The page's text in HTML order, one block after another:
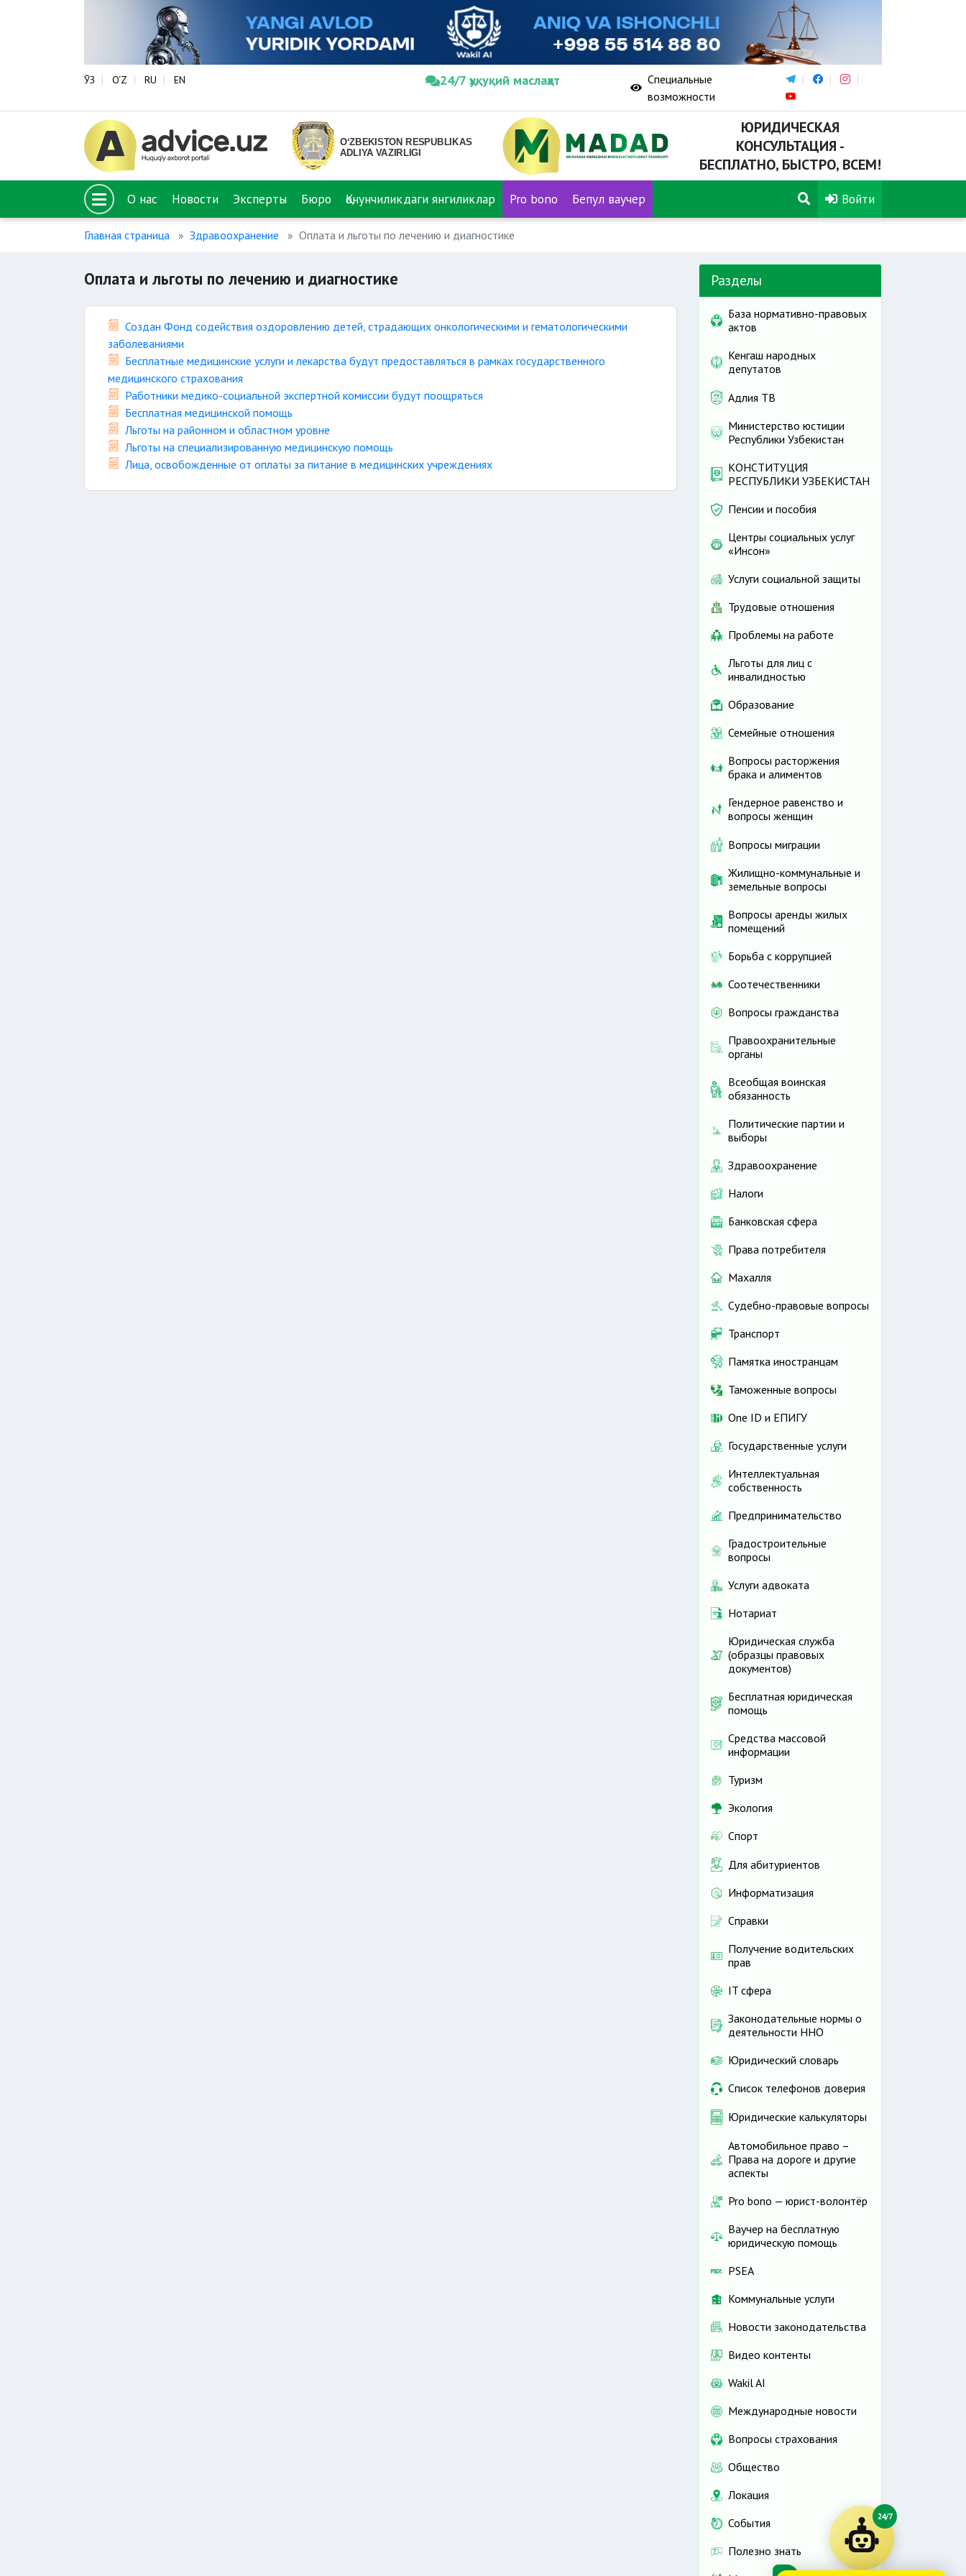
ЎЗ O‘Z RU EN 24/7 ҳуқуқий маслаҳат
Специальные
возможности
ЮРИДИЧЕСКАЯ
КОНСУЛЬТАЦИЯ -
БЕСПЛАТНО, БЫСТРО, ВСЕМ!
О нас Новости Эксперты Бюро Қонунчиликдаги янгиликлар Pro bono Бепул ваучер Войти
Главная страница Здравоохранение Оплата и льготы по лечению и диагностике
Оплата и льготы по лечению и диагностике
Создан Фонд содействия оздоровлению детей, страдающих онкологическими и гематологическими
заболеваниями
Бесплатные медицинские услуги и лекарства будут предоставляться в рамках государственного
медицинского страхования
Работники медико-социальной экспертной комиссии будут поощряться
Бесплатная медицинской помощь
Льготы на районном и областном уровне
Льготы на специализированную медицинскую помощь
Лица, освобожденные от оплаты за питание в медицинских учреждениях
Разделы
База нормативно-правовых
актов
Кенгаш народных
депутатов
Адлия ТВ
Министерство юстиции
Республики Узбекистан
КОНСТИТУЦИЯ
РЕСПУБЛИКИ УЗБЕКИСТАН
Пенсии и пособия
Центры социальных услуг
«Инсон»
Услуги социальной защиты
Трудовые отношения
Проблемы на работе
Льготы для лиц с
инвалидностью
Образование
Семейные отношения
Вопросы расторжения
брака и алиментов
Гендерное равенство и
вопросы женщин
Вопросы миграции
Жилищно-коммунальные и
земельные вопросы
Вопросы аренды жилых
помещений
Борьба с коррупцией
Соотечественники
Вопросы гражданства
Правоохранительные
органы
Всеобщая воинская
обязанность
Политические партии и
выборы
Здравоохранение
Налоги
Банковская сфера
Права потребителя
Махалля
Судебно-правовые вопросы
Транспорт
Памятка иностранцам
Таможенные вопросы
One ID и ЕПИГУ
Государственные услуги
Интеллектуальная
собственность
Предпринимательство
Градостроительные
вопросы
Услуги адвоката
Нотариат
Юридическая служба
(образцы правовых
документов)
Бесплатная юридическая
помощь
Средства массовой
информации
Туризм
Экология
Спорт
Для абитуриентов
Информатизация
Справки
Получение водительских
прав
IT сфера
Законодательные нормы о
деятельности ННО
Юридический словарь
Список телефонов доверия
Юридические калькуляторы
Автомобильное право –
Права на дороге и другие
аспекты
Pro bono — юрист-волонтёр
Ваучер на бесплатную
юридическую помощь
PSEA
Коммунальные услуги
Новости законодательства
Видео контенты
Wakil AI
Международные новости
Вопросы страхования
Общество
Локация
События
Полезно знать
24/7